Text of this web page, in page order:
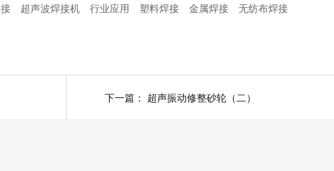
超声波焊接机 行业应用 塑料焊接 金属焊接
无纺布焊接
下一篇： 超声振动修整砂轮（二）